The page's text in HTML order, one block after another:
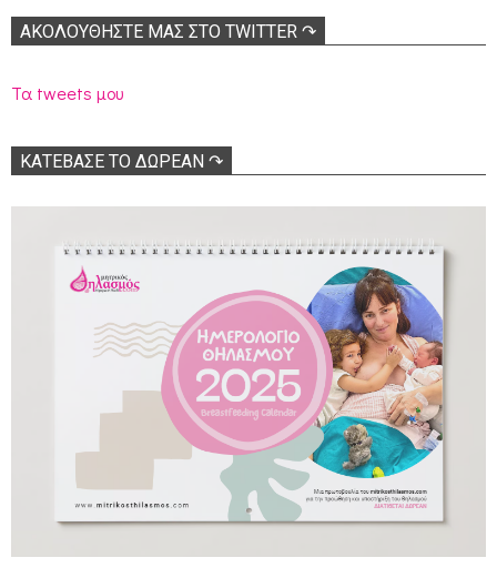
ΑΚΟΛΟΥΘΉΣΤΕ ΜΑΣ ΣΤΟ TWITTER ↷
Τα tweets μου
ΚΑΤΕΒΑΣΕ ΤΟ ΔΩΡΕΑΝ ↷